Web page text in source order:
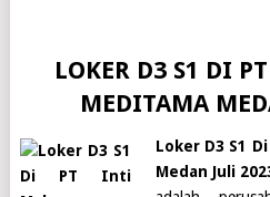
LOKER D3 S1 DI
MEDITAMA
Loker D3 S1
Medan Juli